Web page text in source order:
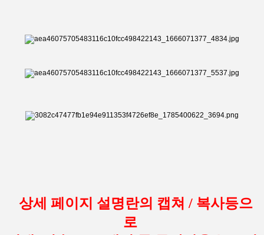
상세 페이지 설명란의 캡쳐 / 복사등으
로